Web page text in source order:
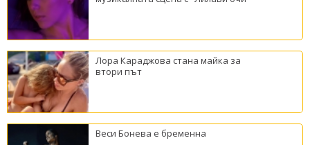
Лора Караджова стана майка за
втори път
Веси Бонева е бременна